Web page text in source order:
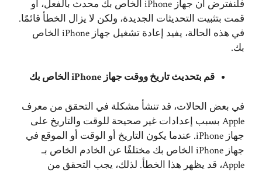
فلنفترض أن جهاز iPhone الخاص بك محدث بالفعل، أو
قمت بتثبيت التحديثات الجديدة، ولكن لا يزال الخطأ قائمًا.
في هذه الحالة، يفيد إعادة تشغيل جهاز iPhone الخاص
بك.
قم بتحديث تاريخ ووقت جهاز iPhone الخاص بك
في بعض الحالات، قد تنشأ مشكلة في التحقق من معرف
Apple بسبب إعدادات غير صحيحة للوقت والتاريخ على
جهاز iPhone. عندما يكون التاريخ أو الوقت أو الموقع في
جهاز iPhone الخاص بك مختلفًا عن الخادم الخاص بـ
Apple، قد يظهر هذا الخطأ. لذلك، يجب التحقق من